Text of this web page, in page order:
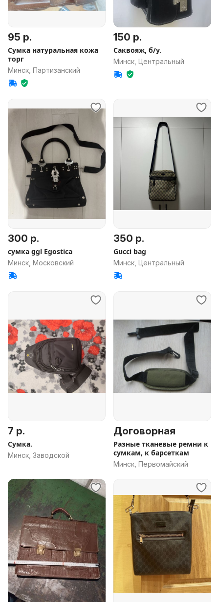
95 р.
Сумка натуральная кожа
торг
Минск, Партизанский
150 р.
Саквояж, б/у.
Минск, Центральный
300 р.
сумка ggl Egostica
Минск, Московский
350 р.
Gucci bag
Минск, Центральный
7 р.
Сумка.
Минск, Заводской
Договорная
Разные тканевые ремни к
сумкам, к барсеткам
Минск, Первомайский